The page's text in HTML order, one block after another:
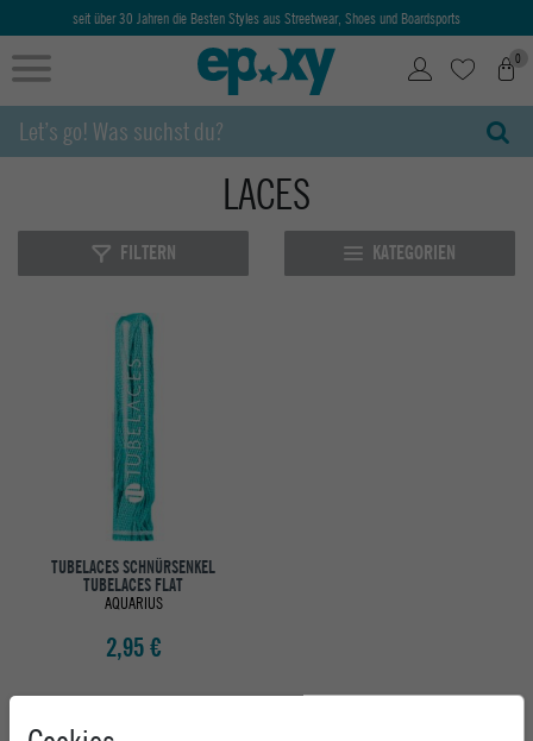
seit über 30 Jahren die Besten Styles aus Streetwear, Shoes und Boardsports
0
LACES
FILTERN KATEGORIEN
TUBELACES SCHNÜRSENKEL
TUBELACES FLAT
AQUARIUS
2,95 €